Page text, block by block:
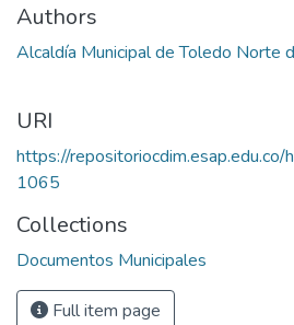
Authors
Alcaldía Municipal de Toledo Norte
URI
https://
1065
Collections
Documentos Municipales
Full item page